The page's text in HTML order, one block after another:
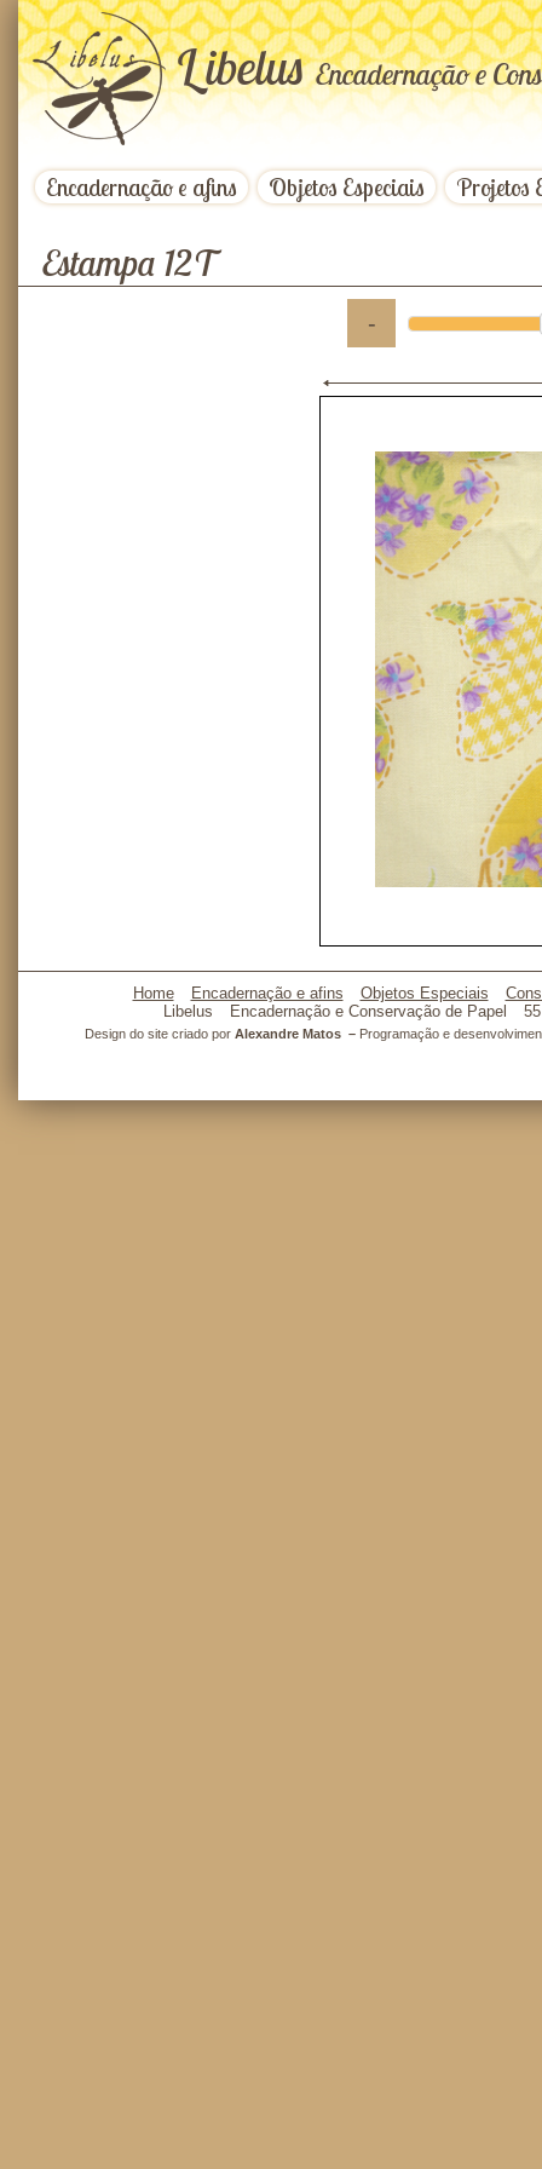
LibelusEncadernação e
Encadernação e afins Objetos Especiais Projetos
Estampa 12T
-
Home Encadernação e afins Objetos Especiais
Libelus
Encadernação e Conservação de Papel
Design do site criado por Alexandre Matos – Programação e